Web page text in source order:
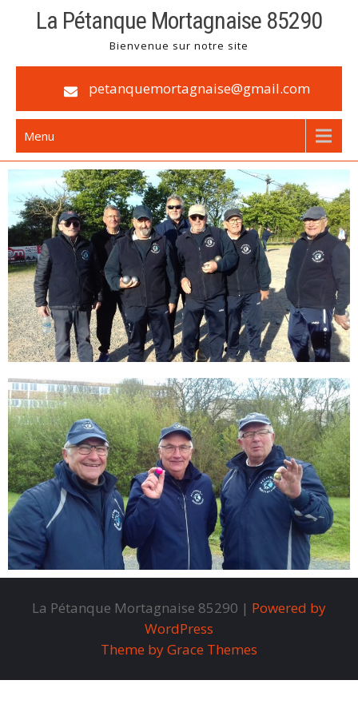
La Pétanque Mortagnaise 85290
Bienvenue sur notre site
petanquemortagnaise@gmail.com
Menu
La Pétanque Mortagnaise 85290 | Powered by
WordPress
Theme by Grace Themes